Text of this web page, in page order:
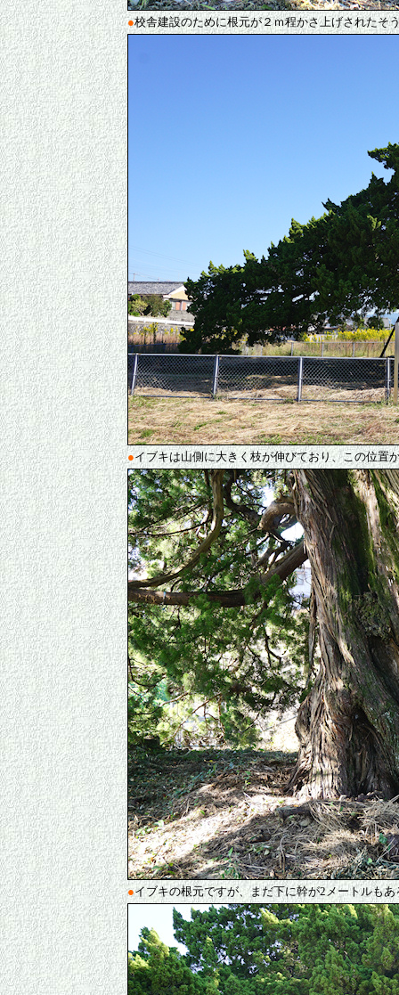
●校舎建設のために根元が２ｍ程かさ上げされたそ
●イブキは山側に大きく枝が伸びており、この位置
●イブキの根元ですが、まだ下に幹が2メートルも